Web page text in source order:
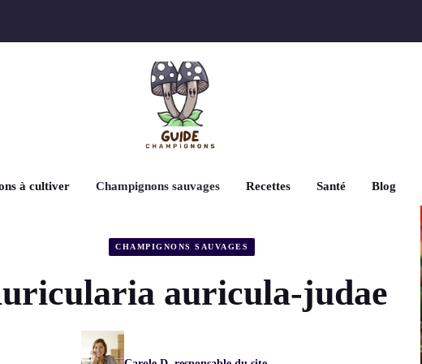
à cultiver Champignons sauvages Recettes Santé Blog
CHAMPIGNONS SAUVAGES
auricula-judae